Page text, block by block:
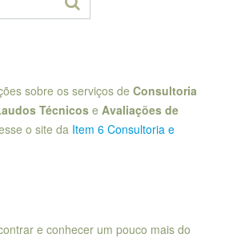
sobre os serviços de Consultoria
Técnicos e Avaliações de
o site da Item 6 Consultoria e
e conhecer um pouco mais do